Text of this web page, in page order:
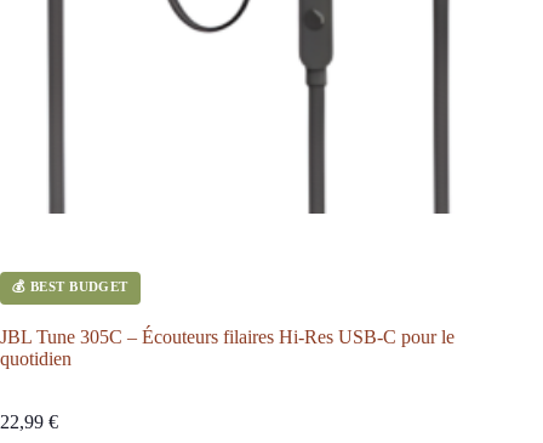
💰 BEST BUDGET
JBL Tune 305C – Écouteurs filaires Hi-Res USB-C pour le
quotidien
22,99 €